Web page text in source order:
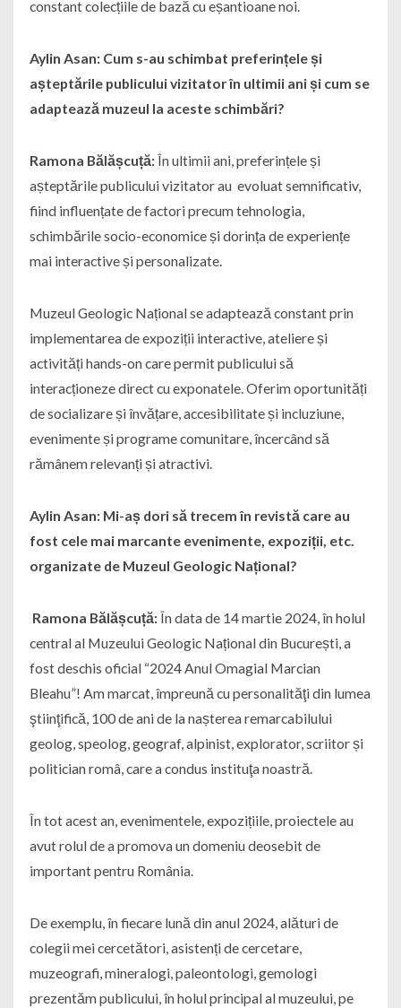
constant colecțiile de bază cu eșantioane noi.
Aylin Asan: Cum s-au schimbat preferințele și
așteptările publicului vizitator în ultimii ani și cum se
adaptează muzeul la aceste schimbări?
Ramona Bălășcuță:În ultimii ani, preferințele și
așteptările publicului vizitator au evoluat semnificativ,
fiind influențate de factori precum tehnologia,
schimbările socio-economice și dorința de experiențe
mai interactive și personalizate.
Muzeul Geologic Național se adaptează constant prin
implementarea de expoziții interactive, ateliere și
activități hands-on care permit publicului să
interacționeze direct cu exponatele. Oferim oportunități
de socializare și învățare, accesibilitate și incluziune,
evenimente și programe comunitare, încercând să
rămânem relevanți și atractivi.
Aylin Asan: Mi-aș dori să trecem în revistă care au
fost cele mai marcante evenimente, expoziții, etc.
organizate de Muzeul Geologic Național?
Ramona Bălășcuță:În data de 14 martie 2024, în holul
central al Muzeului Geologic Național din București, a
fost deschis oficial “2024 Anul Omagial Marcian
Bleahu”! Am marcat, împreună cu personalităţi din lumea
ştiinţifică, 100 de ani de la nașterea remarcabilului
geolog, speolog, geograf, alpinist, explorator, scriitor și
politician româ, care a condus instituţa noastră.
În tot acest an, evenimentele, expozițiile, proiectele au
avut rolul de a promova un domeniu deosebit de
important pentru România.
De exemplu, în fiecare lună din anul 2024, alături de
colegii mei cercetători, asistenți de cercetare,
muzeografi, mineralogi, paleontologi, gemologi
prezentăm publicului, în holul principal al muzeului, pe